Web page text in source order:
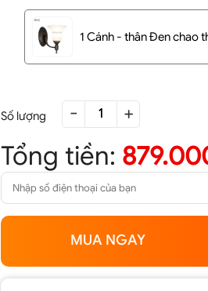
1 Cánh - thân Đen chao
Số lượng - +
Tổng tiền:
MUA NGAY